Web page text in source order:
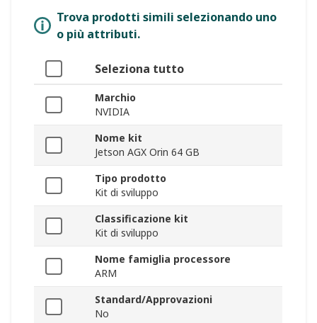
Trova prodotti simili selezionando uno
o più attributi.
Seleziona tutto
Marchio
NVIDIA
Nome kit
Jetson AGX Orin 64 GB
Tipo prodotto
Kit di sviluppo
Classificazione kit
Kit di sviluppo
Nome famiglia processore
ARM
Standard/Approvazioni
No